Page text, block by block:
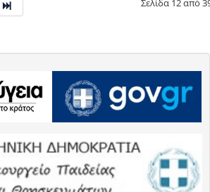
Σελίδα 12 από